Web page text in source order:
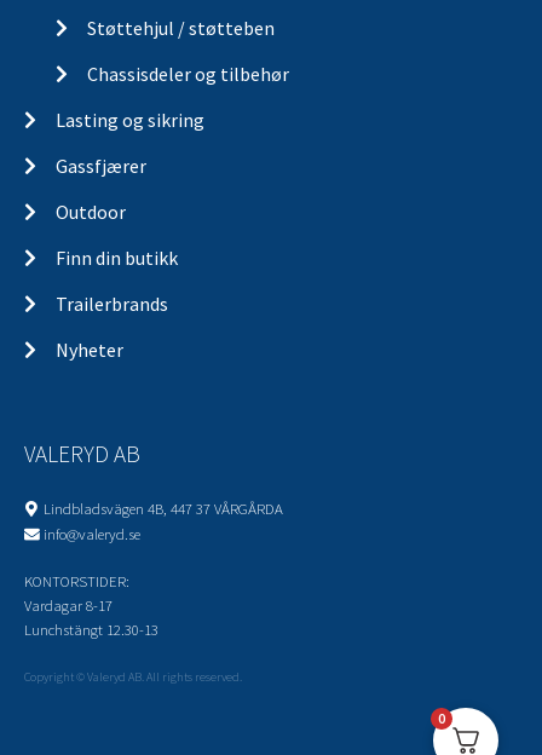
Støttehjul / støtteben
Chassisdeler og tilbehør
Lasting og sikring
Gassfjærer
Outdoor
Finn din butikk
Trailerbrands
Nyheter
VALERYD AB
Lindbladsvägen 4B, 447 37 VÅRGÅRDA
info@valeryd.se
KONTORSTIDER:
Vardagar 8-17
Lunchstängt 12.30-13
Copyright © Valeryd AB. All rights reserved.
0